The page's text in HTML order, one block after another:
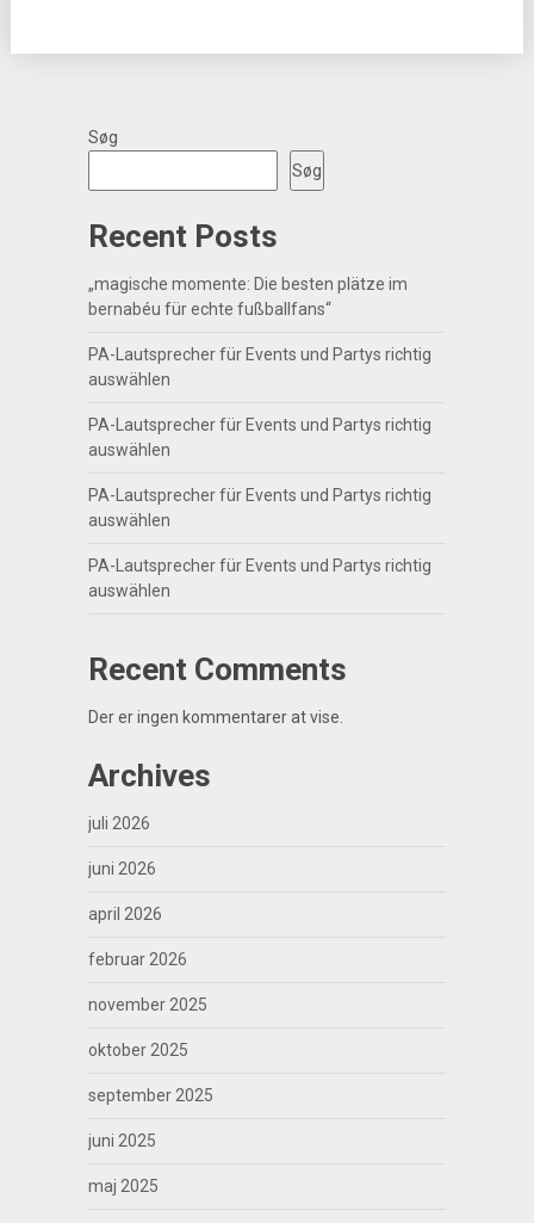
Søg
Søg
Recent Posts
„magische momente: Die besten plätze im
bernabéu für echte fußballfans“
PA-Lautsprecher für Events und Partys richtig
auswählen
PA-Lautsprecher für Events und Partys richtig
auswählen
PA-Lautsprecher für Events und Partys richtig
auswählen
PA-Lautsprecher für Events und Partys richtig
auswählen
Recent Comments
Der er ingen kommentarer at vise.
Archives
juli 2026
juni 2026
april 2026
februar 2026
november 2025
oktober 2025
september 2025
juni 2025
maj 2025